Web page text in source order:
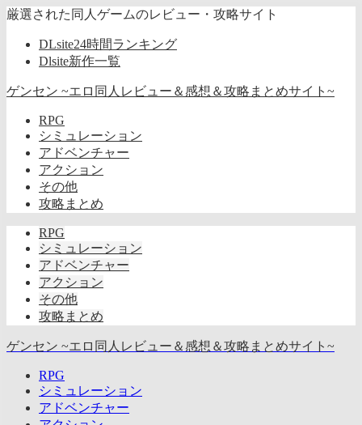
厳選された同人ゲームのレビュー・攻略サイト
DLsite24時間ランキング
Dlsite新作一覧
ゲンセン ~エロ同人レビュー＆感想＆攻略まとめサイト~
RPG
シミュレーション
アドベンチャー
アクション
その他
攻略まとめ
RPG
シミュレーション
アドベンチャー
アクション
その他
攻略まとめ
ゲンセン ~エロ同人レビュー＆感想＆攻略まとめサイト~
RPG
シミュレーション
アドベンチャー